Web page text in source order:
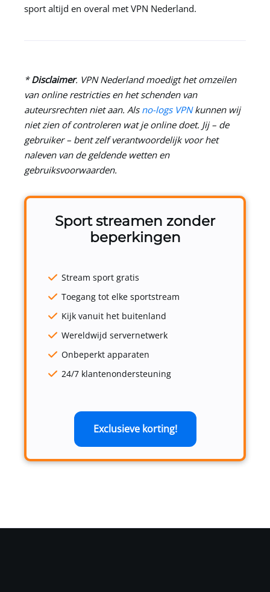
sport altijd en overal met VPN Nederland.
*Disclaimer. VPN Nederlandmoedigt het omzeilen
van online restricties en het schenden van
auteursrechten niet aan. Als no-logs VPNkunnen wij
niet zien of controleren wat je online doet. Jij – de
gebruiker – bent zelf verantwoordelijk voor het
naleven van de geldende wetten en
gebruiksvoorwaarden.
Sport streamen zonder
beperkingen
Stream sport gratis
Toegang tot elke sportstream
Kijk vanuit het buitenland
Wereldwijd servernetwerk
Onbeperkt apparaten
24/7 klantenondersteuning
Exclusieve korting!